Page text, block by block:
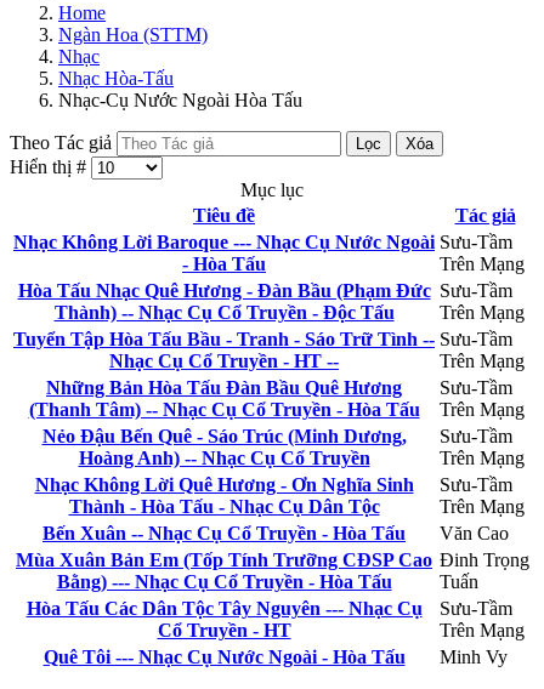
Home
Ngàn Hoa (STTM)
Nhạc
Nhạc Hòa-Tấu
Nhạc-Cụ Nước Ngoài Hòa Tấu
Theo Tác giả Lọc Xóa
Hiển thị #
Mục lục
Tiêu đề
Tác giả
Nhạc Không Lời Baroque --- Nhạc Cụ Nước Ngoài
- Hòa Tấu
Sưu-Tầm
Trên Mạng
Hòa Tấu Nhạc Quê Hương - Đàn Bầu (Phạm Đức
Thành) -- Nhạc Cụ Cổ Truyền - Độc Tấu
Sưu-Tầm
Trên Mạng
Tuyển Tập Hòa Tấu Bầu - Tranh - Sáo Trữ Tình --
Nhạc Cụ Cổ Truyền - HT --
Sưu-Tầm
Trên Mạng
Những Bản Hòa Tấu Đàn Bầu Quê Hương
(Thanh Tâm) -- Nhạc Cụ Cổ Truyền - Hòa Tấu
Sưu-Tầm
Trên Mạng
Nẻo Đậu Bến Quê - Sáo Trúc (Minh Dương,
Hoàng Anh) -- Nhạc Cụ Cổ Truyền
Sưu-Tầm
Trên Mạng
Nhạc Không Lời Quê Hương - Ơn Nghĩa Sinh
Thành - Hòa Tấu - Nhạc Cụ Dân Tộc
Sưu-Tầm
Trên Mạng
Bến Xuân -- Nhạc Cụ Cổ Truyền - Hòa Tấu
Văn Cao
Mùa Xuân Bản Em (Tốp Tính Trưỡng CĐSP Cao
Bằng) --- Nhạc Cụ Cổ Truyền - Hòa Tấu
Đinh Trọng
Tuấn
Hòa Tấu Các Dân Tộc Tây Nguyên --- Nhạc Cụ
Cổ Truyền - HT
Sưu-Tầm
Trên Mạng
Quê Tôi --- Nhạc Cụ Nước Ngoài - Hòa Tấu
Minh Vy